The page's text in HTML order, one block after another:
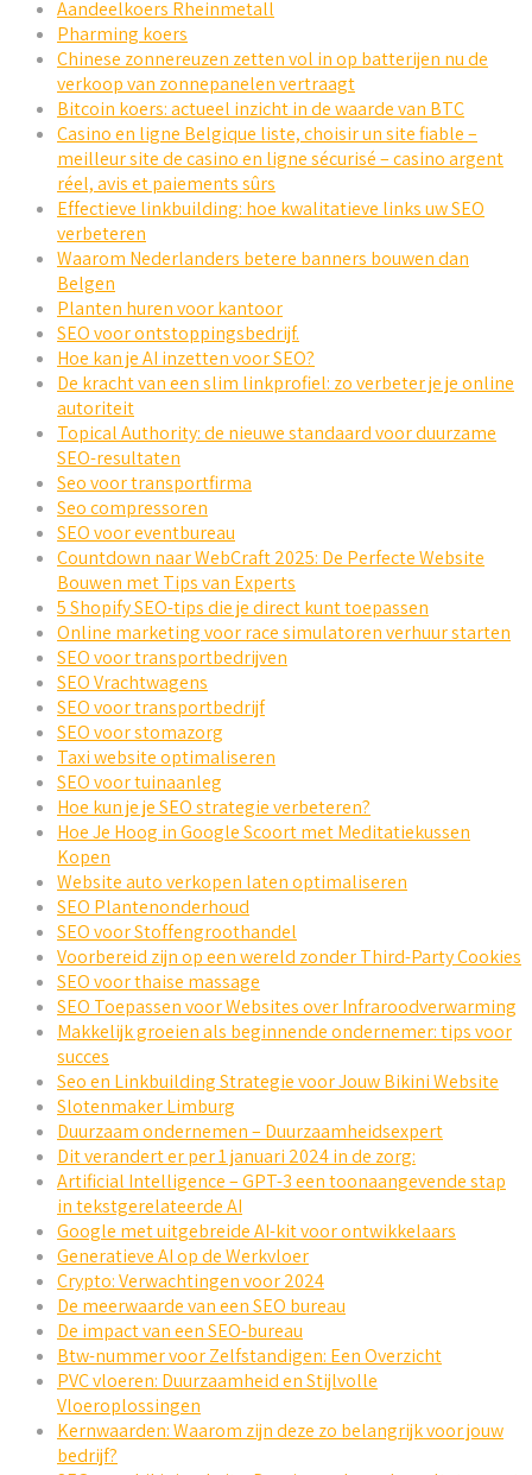
Aandeelkoers Rheinmetall
Pharming koers
Chinese zonnereuzen zetten vol in op batterijen nu de
verkoop van zonnepanelen vertraagt
Bitcoin koers: actueel inzicht in de waarde van BTC
Casino en ligne Belgique liste, choisir un site fiable –
meilleur site de casino en ligne sécurisé – casino argent
réel, avis et paiements sûrs
Effectieve linkbuilding: hoe kwalitatieve links uw SEO
verbeteren
Waarom Nederlanders betere banners bouwen dan
Belgen
Planten huren voor kantoor
SEO voor ontstoppingsbedrijf.
Hoe kan je AI inzetten voor SEO?
De kracht van een slim linkprofiel: zo verbeter je je online
autoriteit
Topical Authority: de nieuwe standaard voor duurzame
SEO-resultaten
Seo voor transportfirma
Seo compressoren
SEO voor eventbureau
Countdown naar WebCraft 2025: De Perfecte Website
Bouwen met Tips van Experts
5 Shopify SEO-tips die je direct kunt toepassen
Online marketing voor race simulatoren verhuur starten
SEO voor transportbedrijven
SEO Vrachtwagens
SEO voor transportbedrijf
SEO voor stomazorg
Taxi website optimaliseren
SEO voor tuinaanleg
Hoe kun je je SEO strategie verbeteren?
Hoe Je Hoog in Google Scoort met Meditatiekussen
Kopen
Website auto verkopen laten optimaliseren
SEO Plantenonderhoud
SEO voor Stoffengroothandel
Voorbereid zijn op een wereld zonder Third-Party Cookies
SEO voor thaise massage
SEO Toepassen voor Websites over Infraroodverwarming
Makkelijk groeien als beginnende ondernemer: tips voor
succes
Seo en Linkbuilding Strategie voor Jouw Bikini Website
Slotenmaker Limburg
Duurzaam ondernemen – Duurzaamheidsexpert
Dit verandert er per 1 januari 2024 in de zorg:
Artificial Intelligence – GPT-3 een toonaangevende stap
in tekstgerelateerde AI
Google met uitgebreide AI-kit voor ontwikkelaars
Generatieve AI op de Werkvloer
Crypto: Verwachtingen voor 2024
De meerwaarde van een SEO bureau
De impact van een SEO-bureau
Btw-nummer voor Zelfstandigen: Een Overzicht
PVC vloeren: Duurzaamheid en Stijlvolle
Vloeroplossingen
Kernwaarden: Waarom zijn deze zo belangrijk voor jouw
bedrijf?